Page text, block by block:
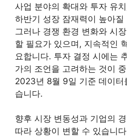
사업 분야의 확대와 투자 유
하반기 성장 잠재력이 높아
그러나 경쟁 환경 변화와 시
할 필요가 있으며, 지속적인
요합니다. 투자 결정 시에는
가의 조언을 고려하는 것이
2023년 8월 9일 기준 데이터
습니다.
향후 시장 변동성과 기업의
따라 상황이 변할 수 있습니